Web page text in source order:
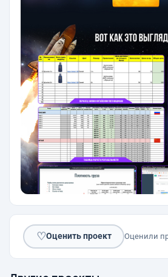
♡Оценить проект Оценили